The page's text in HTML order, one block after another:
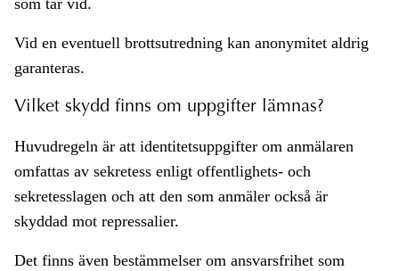
som tar vid.
Vid en eventuell brottsutredning kan anonymitet aldrig
garanteras.
Vilket skydd finns om uppgifter lämnas?
Huvudregeln är att identitetsuppgifter om anmälaren
omfattas av sekretess enligt offentlighets- och
sekretesslagen och att den som anmäler också är
skyddad mot repressalier.
Det finns även bestämmelser om ansvarsfrihet som